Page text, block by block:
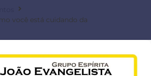
você está cuidando da